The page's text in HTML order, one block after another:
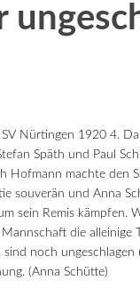
Nürtingen 1920 4.
Späth und Paul
Hofmann machte den
souverän und Anna
sein Remis kämpfen.
die alleinige
noch
(Anna Schütte)